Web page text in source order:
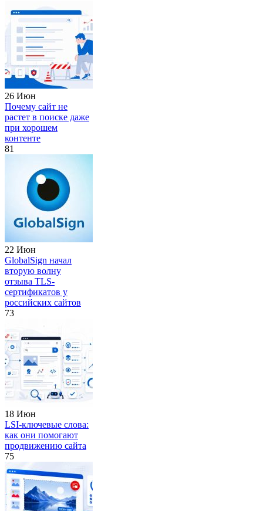
26 Июн
Почему сайт не
растет в поиске даже
при хорошем
контенте
81
22 Июн
GlobalSign начал
вторую волну
отзыва TLS-
сертификатов у
российских сайтов
73
18 Июн
LSI-ключевые слова:
как они помогают
продвижению сайта
75